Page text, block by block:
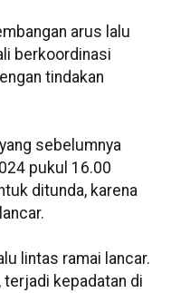
arus lalu
berkoordinasi
tindakan
sebelumnya
pukul 16.00
ditunda, karena
lintas ramai lancar.
terjadi kepadatan di